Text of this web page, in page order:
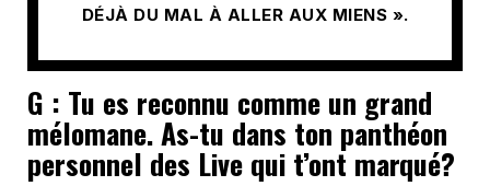
DÉJÀ DU MAL À ALLER AUX MIENS ».
G : Tu es reconnu comme un grand
mélomane. As-tu dans ton panthéon
personnel des Live qui t’ont marqué?